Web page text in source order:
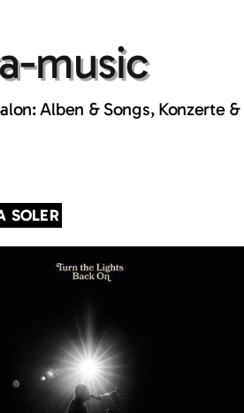
music
Alben & Songs, Konzerte
SOLER